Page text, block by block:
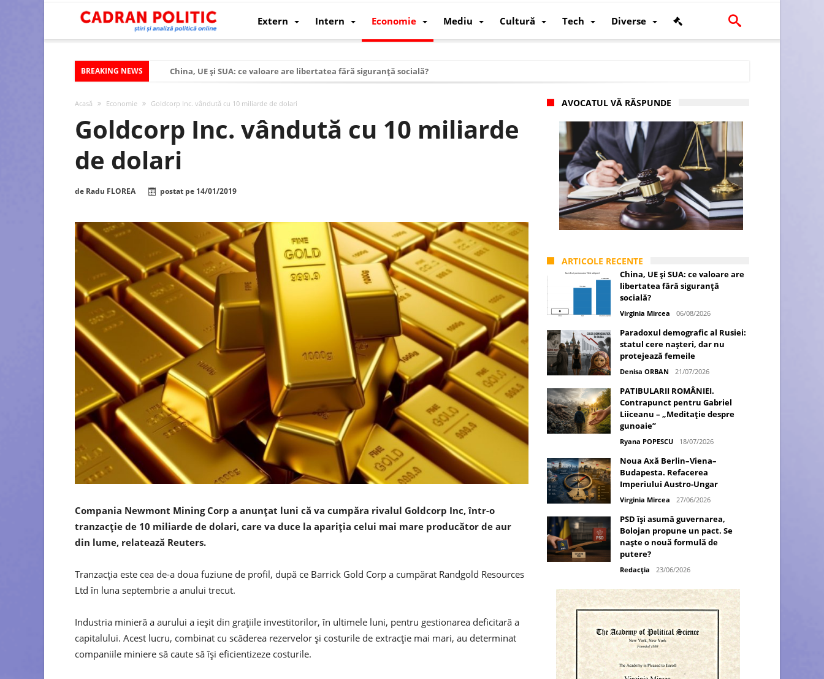
Extern Intern Economie Mediu Cultură Tech Diverse
BREAKING NEWS
China, UE și SUA: ce valoare are libertatea fără siguranță socială?
Modelul economic al Chinei: cum a devenit atelierul lumii și rivalul economic al SUA
Modelul economic al Rusiei: de ce rezistă?
Viitorul României în Uniunea Europeană. Ce ne așteaptă? – O analiză structurală a demografiei, fiscalității și poziției României în U.E.
Controlul minții prin nanoparticule
Huawei dezvoltă un nou cip AI pentru a înlocui Nvidia
Acasă Economie Goldcorp Inc. vândută cu 10 miliarde de dolari
Goldcorp Inc. vândută cu 10 miliarde
de dolari
de Radu FLOREA postat pe 14/01/2019
Compania Newmont Mining Corp a anunţat luni că va cumpăra rivalul Goldcorp Inc, într-o
tranzacţie de 10 miliarde de dolari, care va duce la apariţia celui mai mare producător de aur
din lume, relatează Reuters.
Tranzacţia este cea de-a doua fuziune de profil, după ce Barrick Gold Corp a cumpărat Randgold Resources
Ltd în luna septembrie a anului trecut.
Industria minieră a aurului a ieşit din graţiile investitorilor, în ultimele luni, pentru gestionarea deficitară a
capitalului. Acest lucru, combinat cu scăderea rezervelor şi costurile de extracţie mai mari, au determinat
companiile miniere să caute să îşi eficientizeze costurile.
AVOCATUL VĂ RĂSPUNDE
ARTICOLE RECENTE
China, UE și SUA: ce valoare are
libertatea fără siguranță
socială?
Virginia Mircea 06/08/2026
Paradoxul demografic al Rusiei:
statul cere nașteri, dar nu
protejează femeile
Denisa ORBAN 21/07/2026
PATIBULARII ROMÂNIEI.
Contrapunct pentru Gabriel
Liiceanu – „Meditație despre
gunoaie”
Ryana POPESCU 18/07/2026
Noua Axă Berlin–Viena–
Budapesta. Refacerea
Imperiului Austro-Ungar
Virginia Mircea 27/06/2026
PSD își asumă guvernarea,
Bolojan propune un pact. Se
naște o nouă formulă de
putere?
Redacția 23/06/2026